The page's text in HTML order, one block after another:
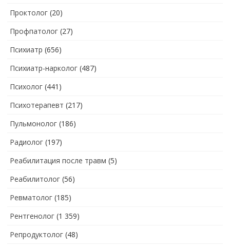
Проктолог (20)
Профпатолог (27)
Психиатр (656)
Психиатр-нарколог (487)
Психолог (441)
Психотерапевт (217)
Пульмонолог (186)
Радиолог (197)
Реабилитация после травм (5)
Реабилитолог (56)
Ревматолог (185)
Рентгенолог (1 359)
Репродуктолог (48)